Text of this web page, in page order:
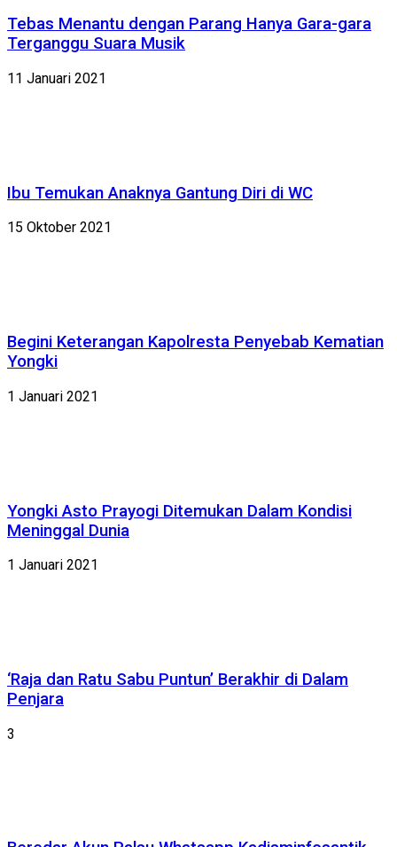
Tebas Menantu dengan Parang Hanya Gara-gara
Terganggu Suara Musik
11 Januari 2021
Ibu Temukan Anaknya Gantung Diri di WC
15 Oktober 2021
Begini Keterangan Kapolresta Penyebab Kematian
Yongki
1 Januari 2021
Yongki Asto Prayogi Ditemukan Dalam Kondisi
Meninggal Dunia
1 Januari 2021
‘Raja dan Ratu Sabu Puntun’ Berakhir di Dalam
Penjara
3